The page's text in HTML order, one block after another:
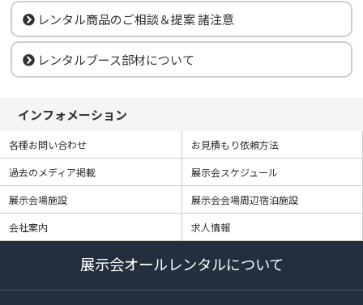
レンタル商品のご相談＆提案 諸注意
レンタルブース部材について
インフォメーション
各種お問い合わせ
お見積もり依頼方法
過去のメディア掲載
展示会スケジュール
展示会場施設
展示会会場周辺宿泊施設
会社案内
求人情報
展示会オールレンタルについて